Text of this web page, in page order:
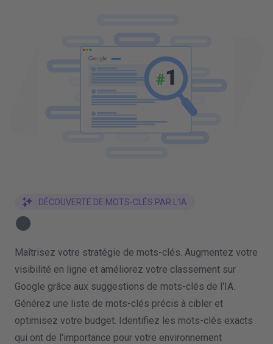
DÉCOUVERTE DE MOTS-CLÉS PAR L'IA
Maîtrisez votre stratégie de mots-clés. Augmentez votre
visibilité en ligne et améliorez votre classement sur
Google grâce aux suggestions de mots-clés de l'IA.
Générez une liste de mots-clés précis à cibler et
optimisez votre budget. Identifiez les mots-clés exacts
qui ont de l'importance pour votre environnement